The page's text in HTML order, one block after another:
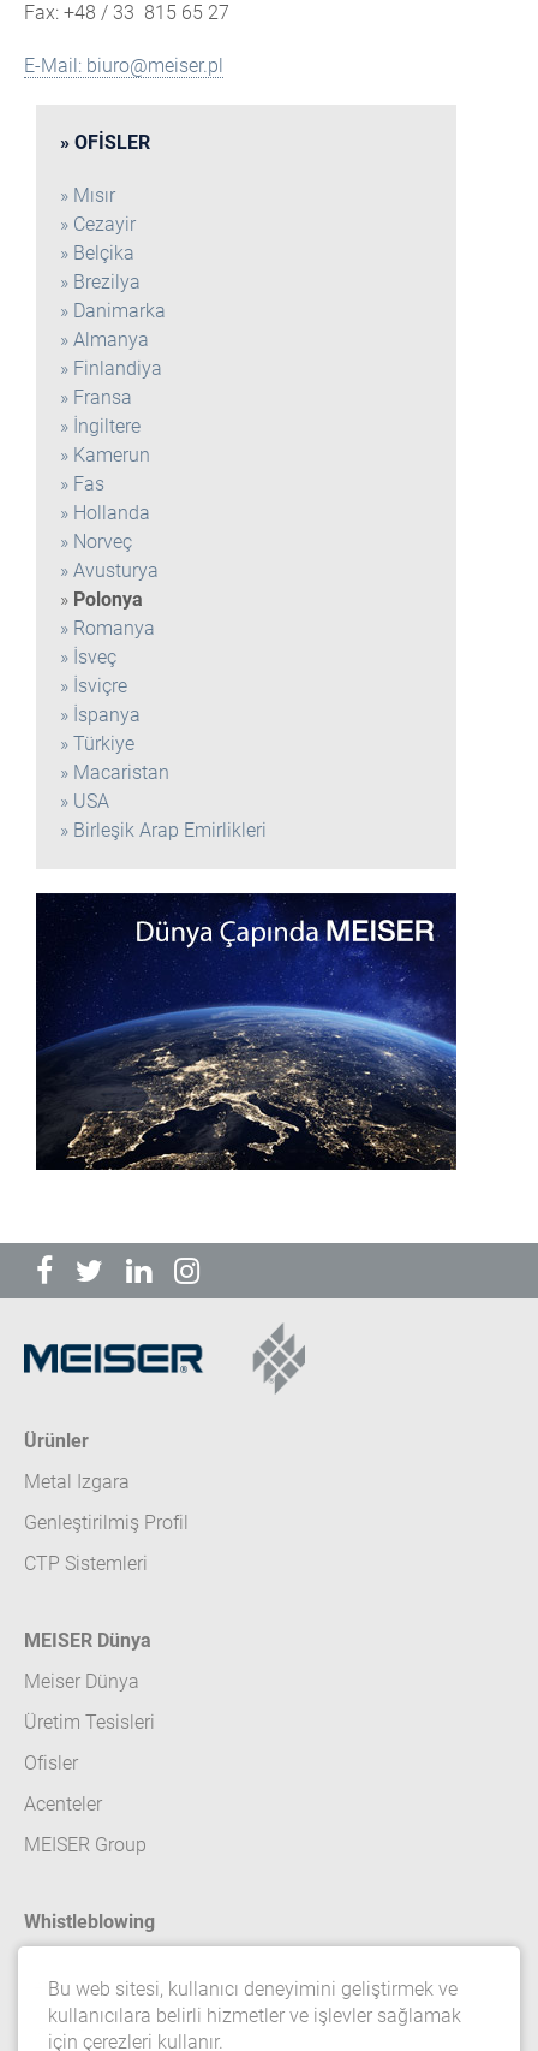
Fax: +48 / 33 815 65 27
E-Mail: biuro@meiser.pl
OFISLER
Mısır
Cezayir
Belçika
Brezilya
Danimarka
Almanya
Finlandiya
Fransa
İngiltere
Kamerun
Fas
Hollanda
Norveç
Avusturya
Polonya
Romanya
İsveç
İsviçre
İspanya
Türkiye
Macaristan
USA
Birleşik Arap Emirlikleri
Ürünler
Metal Izgara
Genleştirilmiş Profil
CTP Sistemleri
MEISER Dünya
Meiser Dünya
Üretim Tesisleri
Ofisler
Acenteler
MEISER Group
Whistleblowing
İletişim
Yasal Ayrıntılar
Bu web sitesi, kullanıcı deneyimini geliştirmek ve
kullanıcılara belirli hizmetler ve işlevler sağlamak
için çerezleri kullanır.